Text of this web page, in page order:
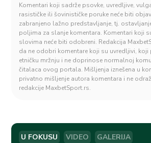
Komentari koji sadrže psovke, uvredljive,
rasističke ili šovinističke poruke neće biti
zabranjeno lažno predstavljanje, tj.
poljima za slanje komentara. Komentari koji
slovima neće biti odobreni. Redakcija
da ne odobri komentare koji su uvredljivi, koji
etničku mržnju i ne doprinose normalnoj
čitalaca ovog portala. Mišljenja iznešena u
privatno mišljenje autora komentara i ne
redakcije MaxbetSport.rs.
U FOKUSU VIDEO GALERIJA